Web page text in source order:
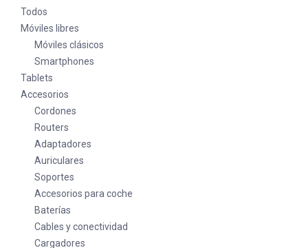
Todos
Móviles libres
Móviles clásicos
Smartphones
Tablets
Accesorios
Cordones
Routers
Adaptadores
Auriculares
Soportes
Accesorios para coche
Baterías
Cables y conectividad
Cargadores